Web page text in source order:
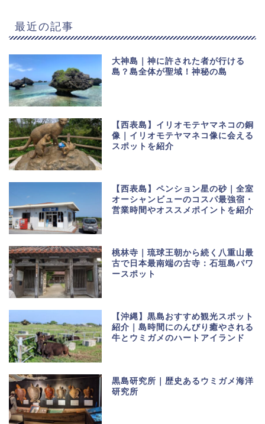
最近の記事
大神島｜神に許された者が行ける
島？島全体が聖域！神秘の島
【西表島】イリオモテヤマネコの銅
像｜イリオモテヤマネコ像に会える
スポットを紹介
【西表島】ペンション星の砂｜全室
オーシャンビューのコスパ最強宿・
営業時間やオススメポイントを紹介
桃林寺｜琉球王朝から続く八重山最
古で日本最南端の古寺：石垣島パワ
ースポット
【沖縄】黒島おすすめ観光スポット
紹介｜島時間にのんびり癒やされる
牛とウミガメのハートアイランド
黒島研究所｜歴史あるウミガメ海洋
研究所